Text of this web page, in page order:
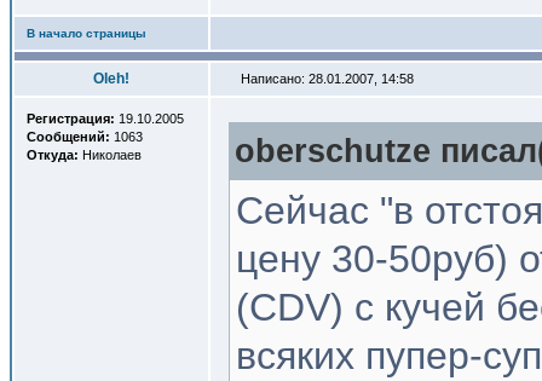
В начало страницы
Oleh! Написано: 28.01.2007, 14:58
Регистрация: 19.10.2005
Сообщений: 1063
Откуда: Николаев oberschutze
Сейчас "в
цену 30-50руб)
(CDV) c кучей
всяких пупер-